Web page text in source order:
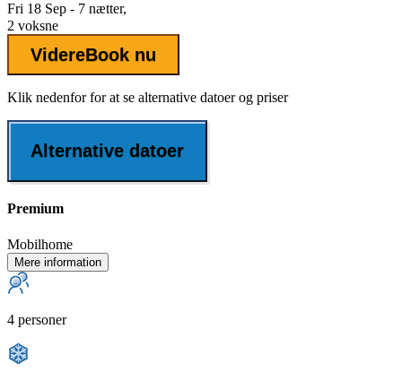
Fri 18 Sep - 7 nætter,
2 voksne
VidereBook nu
Klik nedenfor for at se alternative datoer og priser
Alternative datoer
Premium
Mobilhome
Mere information
4 personer